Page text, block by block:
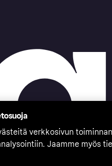
verkkosivun
Jaamme myös